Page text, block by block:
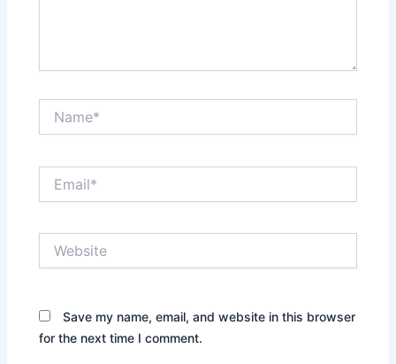
Save my name, email, and website in this browser
for the next time I comment.